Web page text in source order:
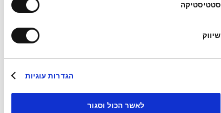
סטטיסטיקה
שיווק
הגדרות עוגיות
לאשר הכול וסגור
התשלום אצל המתחרים
איכותיים כמו עור נאפה, אלא גם במהירות התגובה
חוויית שימוש חלקה ואינטואיטיבית, ללא השהיות
(Lag) מהסוג שרואים לעיתים אצל המתחרים.